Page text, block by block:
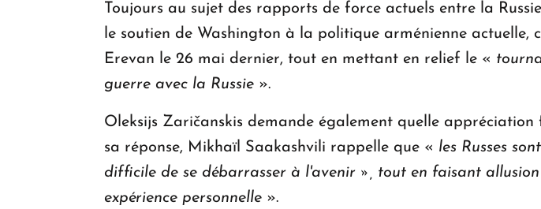
Toujours au sujet des rapports de force actuels entre la
le soutien de Washington à la politique arménienne actuelle,
Erevan le 26 mai dernier, tout en mettant en relief le «
guerre avec la Russie ».
Oleksijs Zaričanskis demande également quelle
sa réponse, Mikhaïl Saakashvili rappelle que « les Russes
difficile de se débarrasser à l'avenir », tout en faisant
expérience personnelle ».